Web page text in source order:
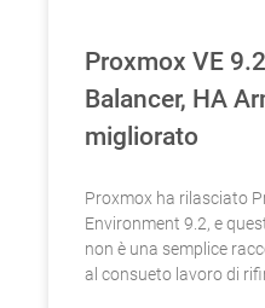
Proxmox VE
Balancer, HA
migliorato
Proxmox ha rilasciato
Environment 9.2, e
non è una semplice
al consueto lavoro di